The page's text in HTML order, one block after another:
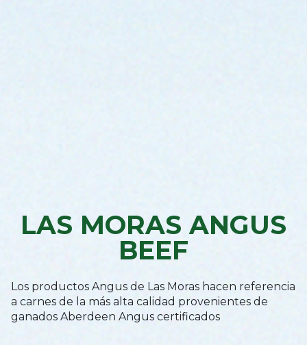
LAS MORAS ANGUS
BEEF
Los productos Angus de Las Moras hacen referencia
a carnes de la más alta calidad provenientes de
ganados Aberdeen Angus certificados